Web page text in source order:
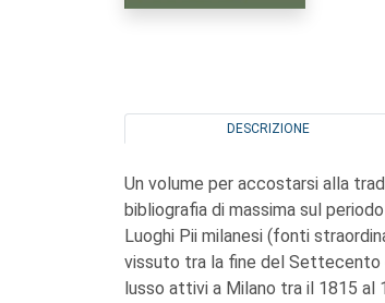
DESCRIZIONE
Un volume per accostarsi alla
bibliografia di massima sul
Luoghi Pii milanesi (fonti
vissuto tra la fine del Settecento
lusso attivi a Milano tra il 1815 al